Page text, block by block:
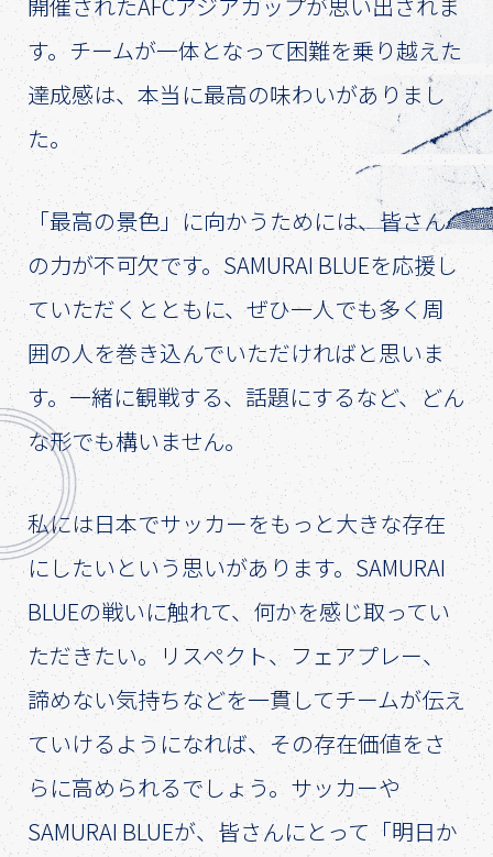
す。チームが一体となって困難を乗り越えた
達成感は、本当に最高の味わいがありまし
た。
「最高の景色」に向かうためには、皆さん
の力が不可欠です。SAMURAI BLUEを応援し
ていただくとともに、ぜひ一人でも多く周
囲の人を巻き込んでいただければと思いま
す。一緒に観戦する、話題にするなど、どん
な形でも構いません。
私には日本でサッカーをもっと大きな存在
にしたいという思いがあります。SAMURAI
BLUEの戦いに触れて、何かを感じ取ってい
ただきたい。リスペクト、フェアプレー、
諦めない気持ちなどを一貫してチームが伝え
ていけるようになれば、その存在価値をさ
らに高められるでしょう。サッカーや
SAMURAI BLUEが、皆さんにとって「明日か